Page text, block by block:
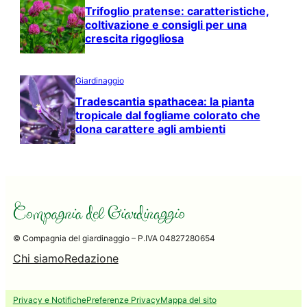
Trifoglio pratense: caratteristiche,
coltivazione e consigli per una
crescita rigogliosa
Giardinaggio
Tradescantia spathacea: la pianta
tropicale dal fogliame colorato che
dona carattere agli ambienti
© Compagnia del giardinaggio – P.IVA 04827280654
Chi siamoRedazione
Privacy e NotifichePreferenze PrivacyMappa del sito